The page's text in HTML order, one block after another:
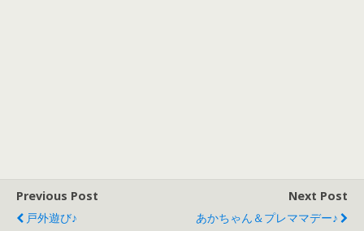
Previous Post
戸外遊び♪
Next Post
あかちゃん＆プレママデー♪